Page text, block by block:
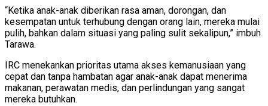
“Ketika anak-anak diberikan rasa aman, dorongan, dan
kesempatan untuk terhubung dengan orang lain, mereka mulai
pulih, bahkan dalam situasi yang paling sulit sekalipun,” imbuh
Tarawa.
IRC menekankan prioritas utama akses kemanusiaan yang
cepat dan tanpa hambatan agar anak-anak dapat menerima
makanan, perawatan medis, dan perlindungan yang sangat
mereka butuhkan.